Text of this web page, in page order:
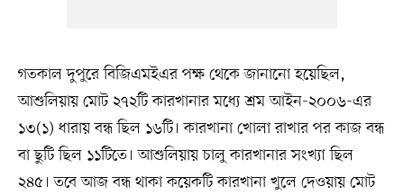
গতকাল দুপুরে বিজিএমইএর পক্ষ থেকে জানানো হয়েছিল,
আশুলিয়ায় মোট ২৭২টি কারখানার মধ্যে শ্রম আইন-২০০৬-এর
১৩(১) ধারায় বন্ধ ছিল ১৬টি। কারখানা খোলা রাখার পর কাজ বন্ধ
বা ছুটি ছিল ১১টিতে। আশুলিয়ায় চালু কারখানার সংখ্যা ছিল
২৪৫। তবে আজ বন্ধ থাকা কয়েকটি কারখানা খুলে দেওয়ায় মোট